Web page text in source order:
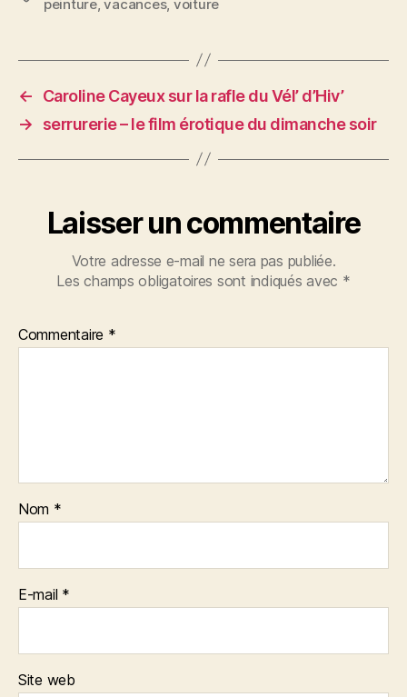
e
o
o
k
er l
es a
g
er
peinture,vacances, voiture
←
Caroline Cayeux sur la rafle du Vél’ d’Hiv’
→
serrurerie – le film érotique du dimanche soir
Laisser un commentaire
Votre adresse e-mail ne sera pas publiée.
Les champs obligatoires sont indiqués avec *
Commentaire *
Nom *
E-mail *
Site web